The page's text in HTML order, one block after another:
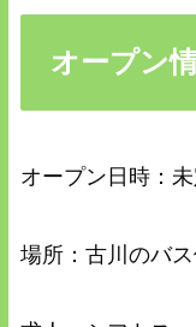
オープン
オープン日時：未
場所：古川のバ